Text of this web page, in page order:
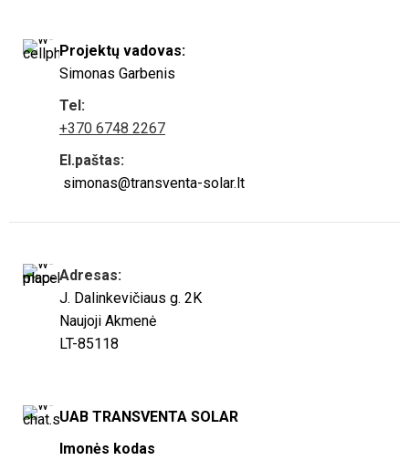
Projektų vadovas:
Simonas Garbenis
Tel:
+370 6748 2267
El.paštas:
simonas@transventa-solar.lt
Adresas:
J. Dalinkevičiaus g. 2K
Naujoji Akmenė
LT-85118
UAB TRANSVENTA SOLAR
Imonės kodas